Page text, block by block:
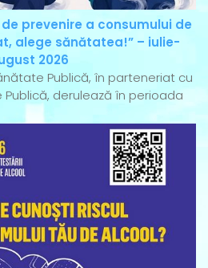
prevenire a consumului de
alege sănătatea!” – iulie-
2026
Publică, în parteneriat cu
derulează în perioada